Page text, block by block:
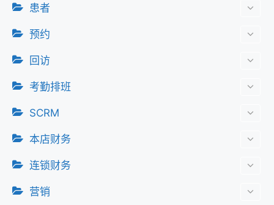
患者
预约
回访
考勤排班
SCRM
本店财务
连锁财务
营销